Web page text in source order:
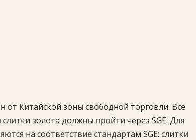
от Китайской зоны свободной торговли. Все
золота должны пройти через SGE. Для
на соответствие стандартам SGE: слитки